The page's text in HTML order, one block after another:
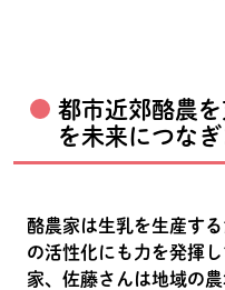
都市近郊酪農
を未来につな
酪農家は生乳を生産す
の活性化にも力を発揮
家、佐藤さんは地域の